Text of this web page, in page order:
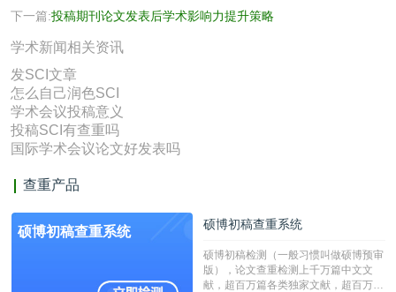
下一篇:投稿期刊论文发表后学术影响力提升策略
学术新闻相关资讯
发SCI文章
怎么自己润色SCI
学术会议投稿意义
投稿SCI有查重吗
国际学术会议论文好发表吗
查重产品
硕博初稿查重系统 硕博初稿查重系统
硕博初稿检测（一般习惯叫做硕博预审
版），论文查重检测上千万篇中文文
献，超百万篇各类独家文献，超百万港